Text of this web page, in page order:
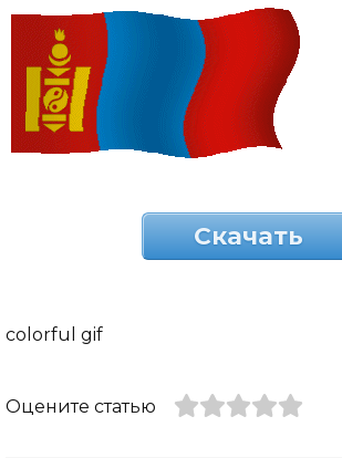
Скачать
colorful gif
Оцените статью